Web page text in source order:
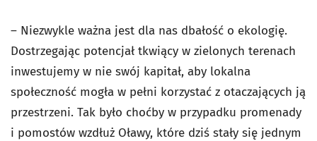
– Niezwykle ważna jest dla nas dbałość o ekologię.
Dostrzegając potencjał tkwiący w zielonych terenach
inwestujemy w nie swój kapitał, aby lokalna
społeczność mogła w pełni korzystać z otaczających ją
przestrzeni. Tak było choćby w przypadku promenady
i pomostów wzdłuż Oławy, które dziś stały się jednym